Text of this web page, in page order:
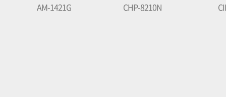
AM-1421G CHP-8210N